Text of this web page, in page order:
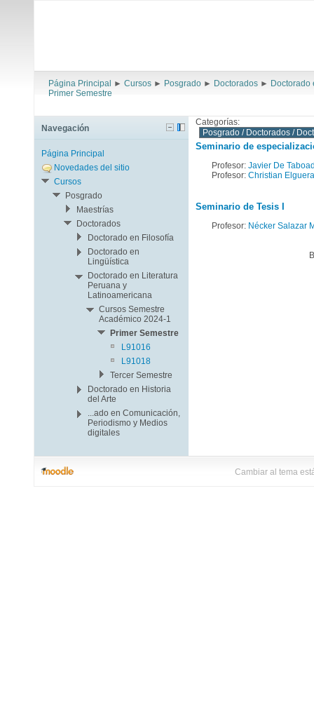
Página Principal ► Cursos ► Posgrado ► Doctorados ► Doctorado
Primer Semestre
Categorías:
Seminario de
Profesor:Javier De
Profesor:Christian
Seminario de Tesis I
Profesor: Nécker Salazar
Navegación
Página Principal
Novedades del sitio
Cursos
Posgrado
Maestrías
Doctorados
Doctorado en Filosofía
Doctorado en
Lingüística
Doctorado en Literatura
Peruana y
Latinoamericana
Cursos Semestre
Académico 2024-1
Primer Semestre
L91016
L91018
Tercer Semestre
Doctorado en Historia
del Arte
...ado en Comunicación,
Periodismo y Medios
digitales
Cambiar al tema